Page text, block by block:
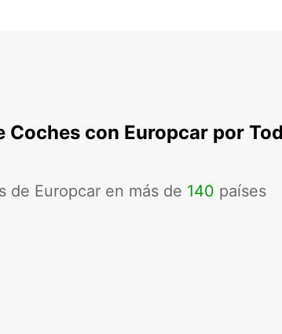
Coches con Europcar por
de Europcar en más de 140 países